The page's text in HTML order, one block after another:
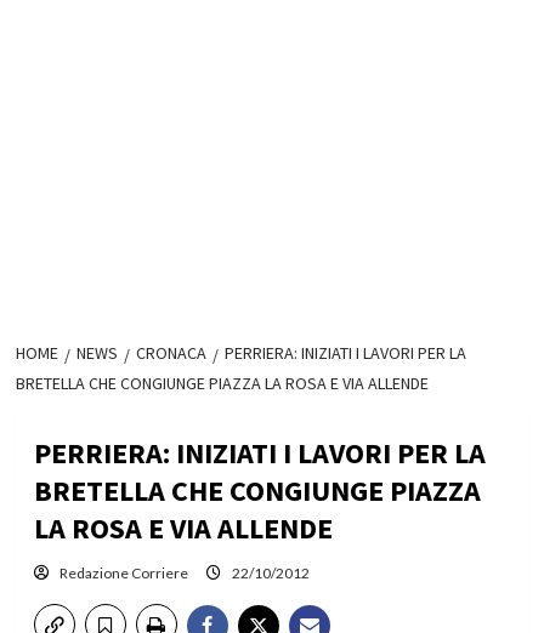
HOME NEWS CRONACA
PERRIERA: INIZIATI I LAVORI PER LA
BRETELLA CHE CONGIUNGE PIAZZA LA ROSA E VIA ALLENDE
PERRIERA: INIZIATI I LAVORI PER LA
BRETELLA CHE CONGIUNGE PIAZZA
LA ROSA E VIA ALLENDE
Redazione Corriere 22/10/2012